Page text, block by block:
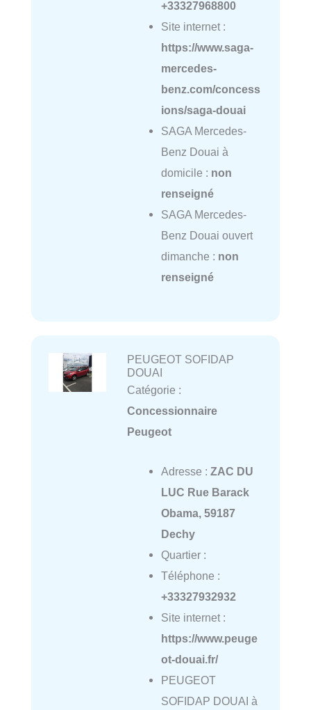
+33327968800
Site internet :
https://www.saga-
mercedes-
benz.com/concess
ions/saga-douai
SAGA Mercedes-
Benz Douai à
domicile : non
renseigné
SAGA Mercedes-
Benz Douai ouvert
dimanche : non
renseigné
PEUGEOT SOFIDAP
DOUAI
Catégorie :
Concessionnaire
Peugeot
Adresse : ZAC DU
LUC Rue Barack
Obama, 59187
Dechy
Quartier :
Téléphone :
+33327932932
Site internet :
https://www.peuge
ot-douai.fr/
PEUGEOT
SOFIDAP DOUAI à